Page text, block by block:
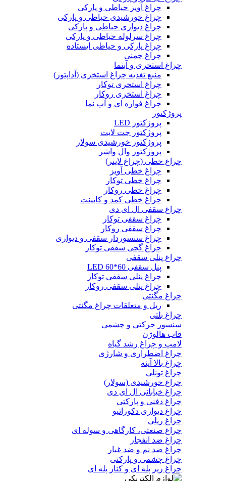
چراغ آویز حیاطی و پارکی
چراغ خورشیدی حیاطی و پارکی
چراغ دیواری حیاطی و پارکی
چراغ سرلوله حیاطی و پارکی
چراغ پارکی و حیاطی ایستاده
چراغ چمنی
چراغ استخری و آبنما
منبع تغذیه چراغ استخری (آداپتور)
چراغ استخری توکار
چراغ استخری روکار
چراغ فواره ای و آب نما
پروژکتور
پروژکتور LED
پروژکتور جت لایت
پروژکتور خورشیدی سولار
پروژکتور وال واشر
چراغ خطی (چراغ لاینر)
چراغ خطی آویز
چراغ خطی توکار
چراغ خطی روکار
چراغ خطی کمد و کابینت
چراغ سقفی ال ای دی
چراغ سقفی توکار
چراغ سقفی روکار
چراغ سنسوردار سقفی و دیواری
چراغ گچی سقفی توکار
چراغ پنلی سقفی
پنل سقفی 60*60 LED
چراغ پنلی سقفی توکار
چراغ پنلی سقفی روکار
چراغ مگنتی
ریل و متعلقات چراغ مگنتی
چراغ بلتی
سنسور حرکتی و چشمی
قاب هالوژن
لامپ و چراغ رشد گیاه
چراغ اضطراری و شارژی
چراغ بالا آینه
چراغ تونلی
چراغ خورشیدی (سولار)
چراغ خیابانی ال ای دی
چراغ دفنی و پارکتی
چراغ دیواری دکوراتیو
چراغ ریلی
چراغ صنعتی، کارگاهی و سوله ای
چراغ ضد انفجار
چراغ ضد نم و ضد غبار
چراغ چشمی و پارکتی
چراغ‌ زیر‌ پله‌ ای و کنار‌ پله‌ ای